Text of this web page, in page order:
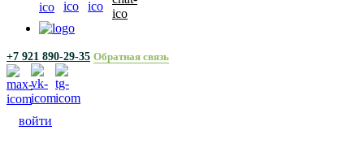
+7 921 890-29-35 Обратная связь
войти